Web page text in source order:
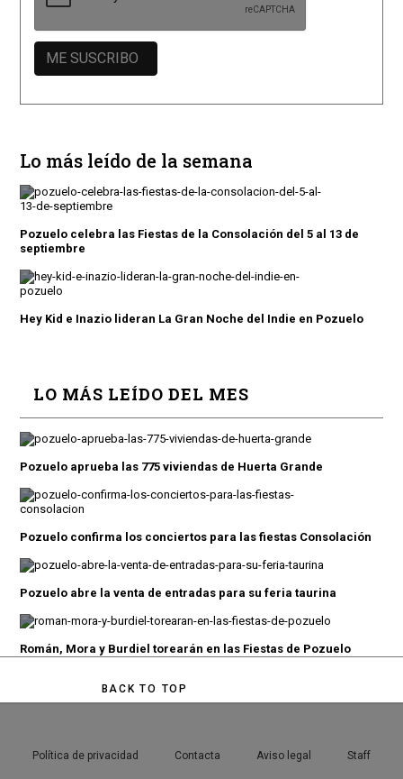
Lo más leído de la semana
Pozuelo celebra las Fiestas de la Consolación del 5 al 13 de
septiembre
Hey Kid e Inazio lideran La Gran Noche del Indie en Pozuelo
LO MÁS LEÍDO DEL MES
Pozuelo aprueba las 775 viviendas de Huerta Grande
Pozuelo confirma los conciertos para las fiestas Consolación
Pozuelo abre la venta de entradas para su feria taurina
Román, Mora y Burdiel torearán en las Fiestas de Pozuelo
BACK TO TOP
Política de privacidad Contacta Aviso legal Staff